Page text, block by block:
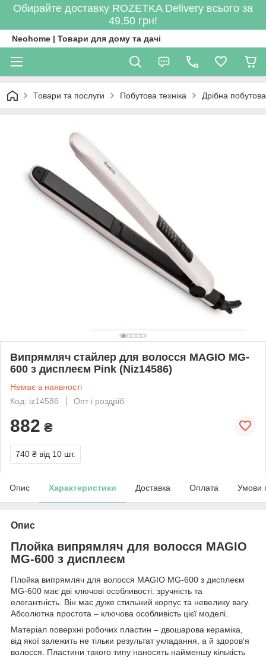
Обирайте доставку ROZETKA Delivery всього за
49,50 грн!
Neohome | Товари для дому та дачі
Товари та послуги Побутова техніка Дрібна
Випрямляч стайлер для волосся MAGIO МG-
600 з дисплеєм Pink (Niz14586)
Немає в наявності
Код: iz14586
Опт і роздріб
882 ₴
740 ₴ від 10 шт.
Опис Характеристики Доставка Оплата Умови
Опис
Плойка випрямляч для волосся MAGIO
МG-600 з дисплеєм
Плойка випрямляч для волосся MAGIO МG-600 з дисплеєм
MG-600 має дві ключові особливості: зручність та
елегантність. Він має дуже стильний корпус та невелику вагу.
Абсолютна простота – ключова особливість цієї моделі.
Матеріал поверхні робочих пластин – двошарова кераміка,
від якої залежить не тільки результат укладання, а й здоров'я
волосся. Пластини такого типу наносять найменшу кількість